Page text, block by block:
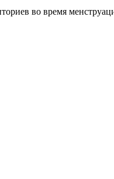
во время